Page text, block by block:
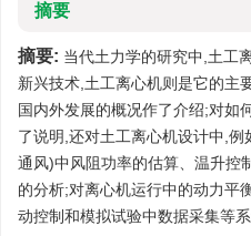
摘要
摘要: 当代土力学的研究中,土工
新兴技术,土工离心机则是它的主
国内外发展的概况作了介绍;对如
了说明,还对土工离心机设计中,
通风)中风阻功率的估算、温升控
的分析;对离心机运行中的动力平
动控制和模拟试验中数据采集等系